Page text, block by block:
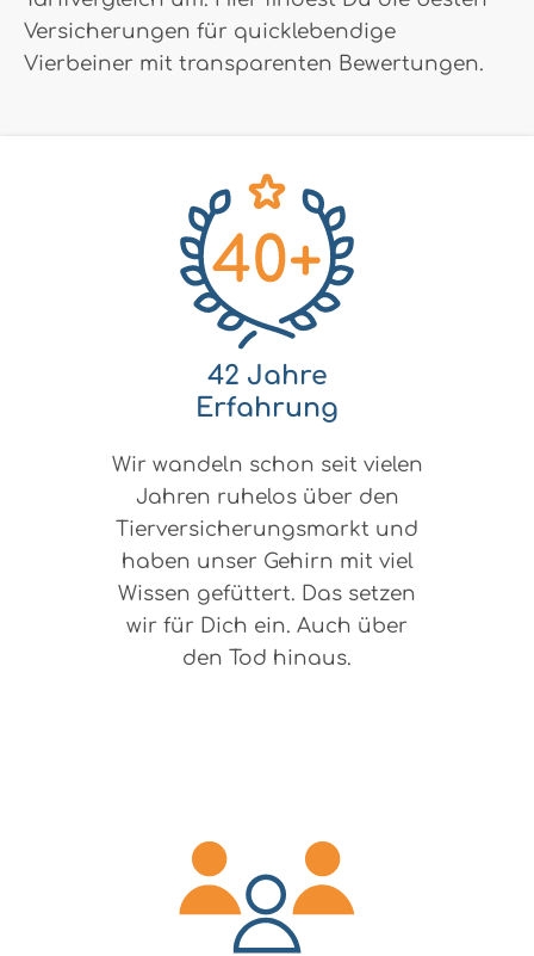
Versicherungen für quicklebendige
Vierbeiner mit transparenten Bewertungen.
42 Jahre
Erfahrung
Wir wandeln schon seit vielen
Jahren ruhelos über den
Tierversicherungsmarkt und
haben unser Gehirn mit viel
Wissen gefüttert. Das setzen
wir für Dich ein. Auch über
den Tod hinaus.